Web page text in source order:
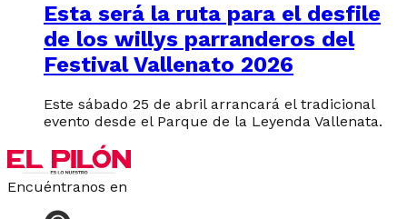
Esta será la ruta para el desfile
de los willys parranderos del
Festival Vallenato 2026
Este sábado 25 de abril arrancará el tradicional
evento desde el Parque de la Leyenda Vallenata.
Encuéntranos en